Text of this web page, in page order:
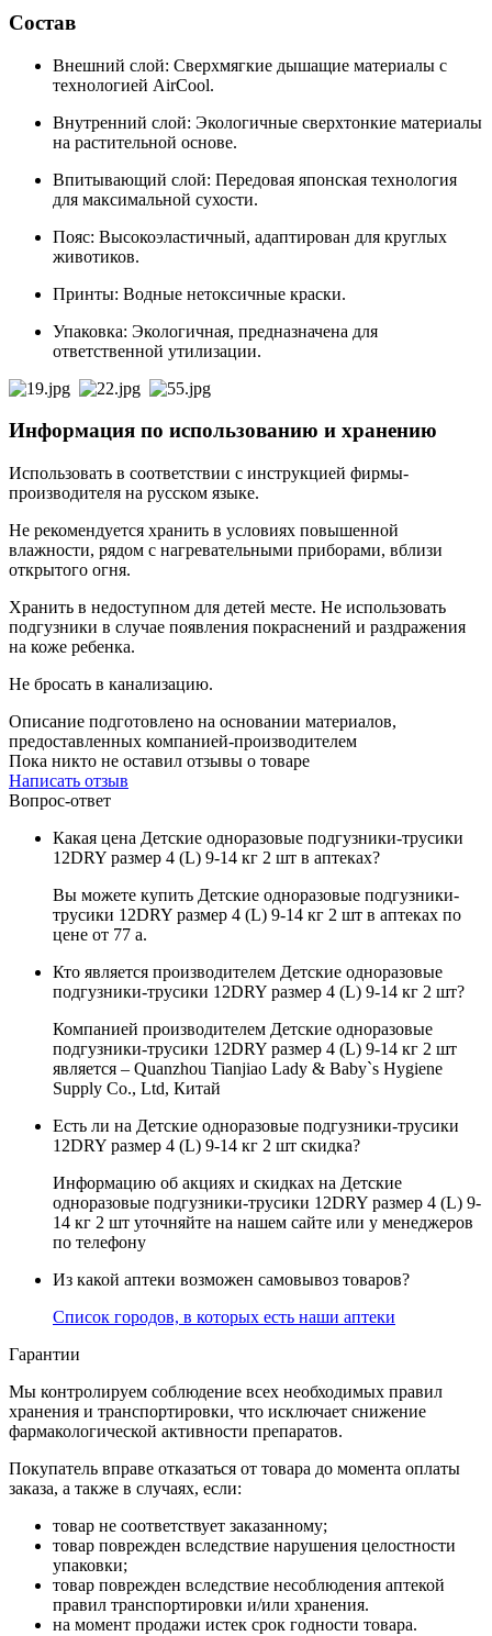
Состав
Внешний слой: Сверхмягкие дышащие материалы с
технологией AirCool.
Внутренний слой: Экологичные сверхтонкие материалы
на растительной основе.
Впитывающий слой: Передовая японская технология
для максимальной сухости.
Пояс: Высокоэластичный, адаптирован для круглых
животиков.
Принты: Водные нетоксичные краски.
Упаковка: Экологичная, предназначена для
ответственной утилизации.
Информация по использованию и хранению
Использовать в соответствии с инструкцией фирмы-
производителя на русском языке.
Не рекомендуется хранить в условиях повышенной
влажности, рядом с нагревательными приборами, вблизи
открытого огня.
Хранить в недоступном для детей месте. Не использовать
подгузники в случае появления покраснений и раздражения
на коже ребенка.
Не бросать в канализацию.
Описание подготовлено на основании материалов,
предоставленных компанией-производителем
Пока никто не оставил отзывы о товаре
Написать отзыв
Вопрос-ответ
Какая цена Детские одноразовые подгузники-трусики
12DRY размер 4 (L) 9-14 кг 2 шт в аптеках?
Вы можете купить Детские одноразовые подгузники-
трусики 12DRY размер 4 (L) 9-14 кг 2 шт в аптеках по
цене от 77 a.
Кто является производителем Детские одноразовые
подгузники-трусики 12DRY размер 4 (L) 9-14 кг 2 шт?
Компанией производителем Детские одноразовые
подгузники-трусики 12DRY размер 4 (L) 9-14 кг 2 шт
является – Quanzhou Tianjiao Lady & Baby`s Hygiene
Supply Co., Ltd, Китай
Есть ли на Детские одноразовые подгузники-трусики
12DRY размер 4 (L) 9-14 кг 2 шт скидка?
Информацию об акциях и скидках на Детские
одноразовые подгузники-трусики 12DRY размер 4 (L) 9-
14 кг 2 шт уточняйте на нашем сайте или у менеджеров
по телефону
Из какой аптеки возможен самовывоз товаров?
Список городов, в которых есть наши аптеки
Гарантии
Мы контролируем соблюдение всех необходимых правил
хранения и транспортировки, что исключает снижение
фармакологической активности препаратов.
Покупатель вправе отказаться от товара до момента оплаты
заказа, а также в случаях, если:
товар не соответствует заказанному;
товар поврежден вследствие нарушения целостности
упаковки;
товар поврежден вследствие несоблюдения аптекой
правил транспортировки и/или хранения.
на момент продажи истек срок годности товара.